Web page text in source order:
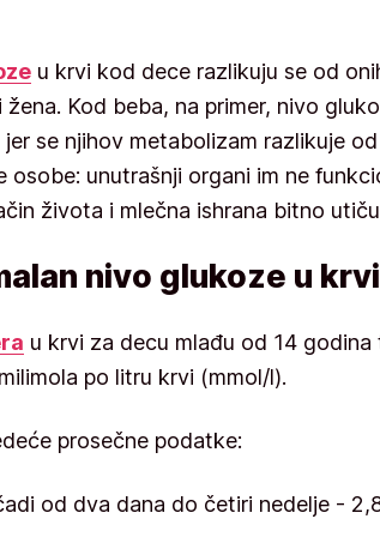
u krvi kod dece razlikuju se od
Kod beba, na primer, nivo
se njihov metabolizam razlikuje od
osobe: unutrašnji organi im ne
života i mlečna ishrana bitno
nivo glukoze u
u krvi za decu mlađu od 14 godina
po litru krvi (mmol/l).
prosečne podatke:
od dva dana do četiri nedelje -